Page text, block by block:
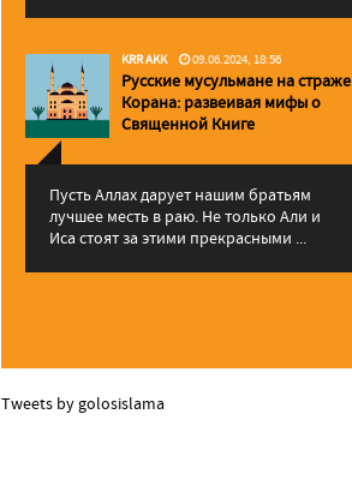
KRR AKK 09.06.2024, 18:56
Русские мусульмане на страже
Корана: pазвеивая мифы о
Священной Книге
Пусть Аллах дарует нашим братьям
лучшее месть в раю. Не только Али и
Иса стоят за этими прекрасными ...
Tweets by golosislama